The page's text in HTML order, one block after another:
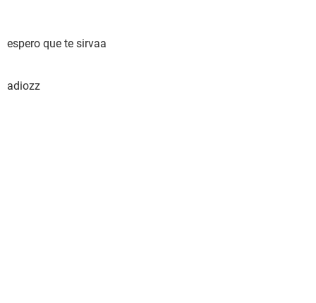
espero que te sirvaa
adiozz